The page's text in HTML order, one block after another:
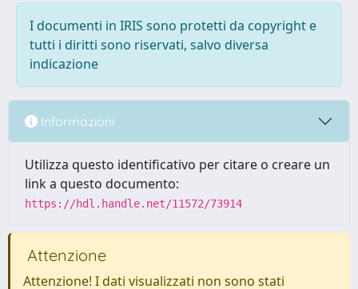
I documenti in IRIS sono protetti da copyright e
tutti i diritti sono riservati, salvo diversa
indicazione
Informazioni
Utilizza questo identificativo per citare o creare un
link a questo documento:
https://hdl.handle.net/11572/73914
Attenzione
Attenzione! I dati visualizzati non sono stati